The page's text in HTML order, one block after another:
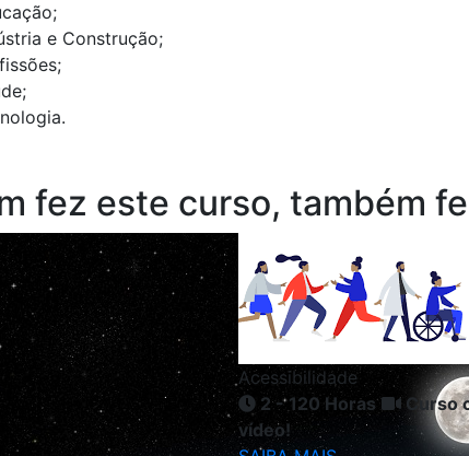
e Construção;
fez este curso, também
Acessibilidade
2 - 120 Horas
Curso
vídeo!